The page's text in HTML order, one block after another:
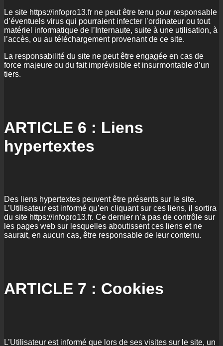
Le site https://infopro13.fr ne peut être tenu pour responsable
d’éventuels virus qui pourraient infecter l’ordinateur ou tout
matériel informatique de l’Internaute, suite à une utilisation, à
l’accès, ou au téléchargement provenant de ce site.
La responsabilité du site ne peut être engagée en cas de
force majeure ou du fait imprévisible et insurmontable d’un
tiers.
ARTICLE 6 : Liens
hypertextes
Des liens hypertextes peuvent être présents sur le site.
L’Utilisateur est informé qu’en cliquant sur ces liens, il sortira
du site https://infopro13.fr. Ce dernier n’a pas de contrôle sur
les pages web sur lesquelles aboutissent ces liens et ne
saurait, en aucun cas, être responsable de leur contenu.
ARTICLE 7 : Cookies
L’Utilisateur est informé que lors de ses visites sur le site, un